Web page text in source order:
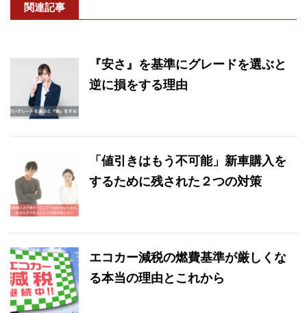
関連記事
『安さ』を基準にグレードを選ぶと
逆に損をする理由
「値引きはもう不可能」新車購入を
するために残された２つの対策
エコカー減税の燃費基準が厳しくな
る本当の理由とこれから